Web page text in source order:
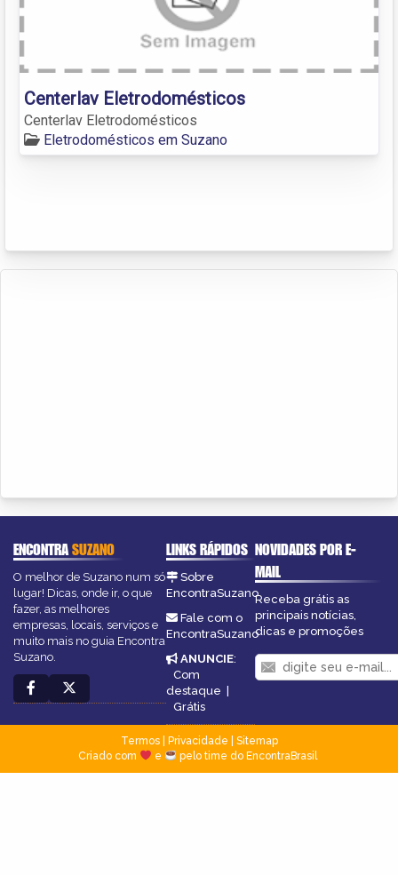
Centerlav Eletrodomésticos
Centerlav Eletrodomésticos
Eletrodomésticos em Suzano
ENCONTRASUZANO
O melhor de Suzano num só
lugar! Dicas, onde ir, o que
fazer, as melhores
empresas, locais, serviços e
muito mais no guia Encontra
Suzano.
LINKS RÁPIDOS
Sobre
EncontraSuzano
Fale com o
EncontraSuzano
ANUNCIE:
Com
destaque |
Grátis
NOVIDADES POR E-
MAIL
Receba grátis as
principais notícias,
dicas e promoções
Termos| Privacidade
Sitemap
Criado com
e pelo time do EncontraBrasil